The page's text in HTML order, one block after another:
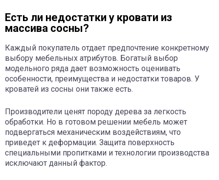
Есть ли недостатки у кровати из
массива сосны?
Каждый покупатель отдает предпочтение конкретному
выбору мебельных атрибутов. Богатый выбор
модельного ряда дает возможность оценивать
особенности, преимущества и недостатки товаров. У
кроватей из сосны они также есть.
Производители ценят породу дерева за легкость
обработки. Но в готовом решении мебель может
подвергаться механическим воздействиям, что
приведет к деформации. Защита поверхность
специальными пропитками и технологии производства
исключают данный фактор.